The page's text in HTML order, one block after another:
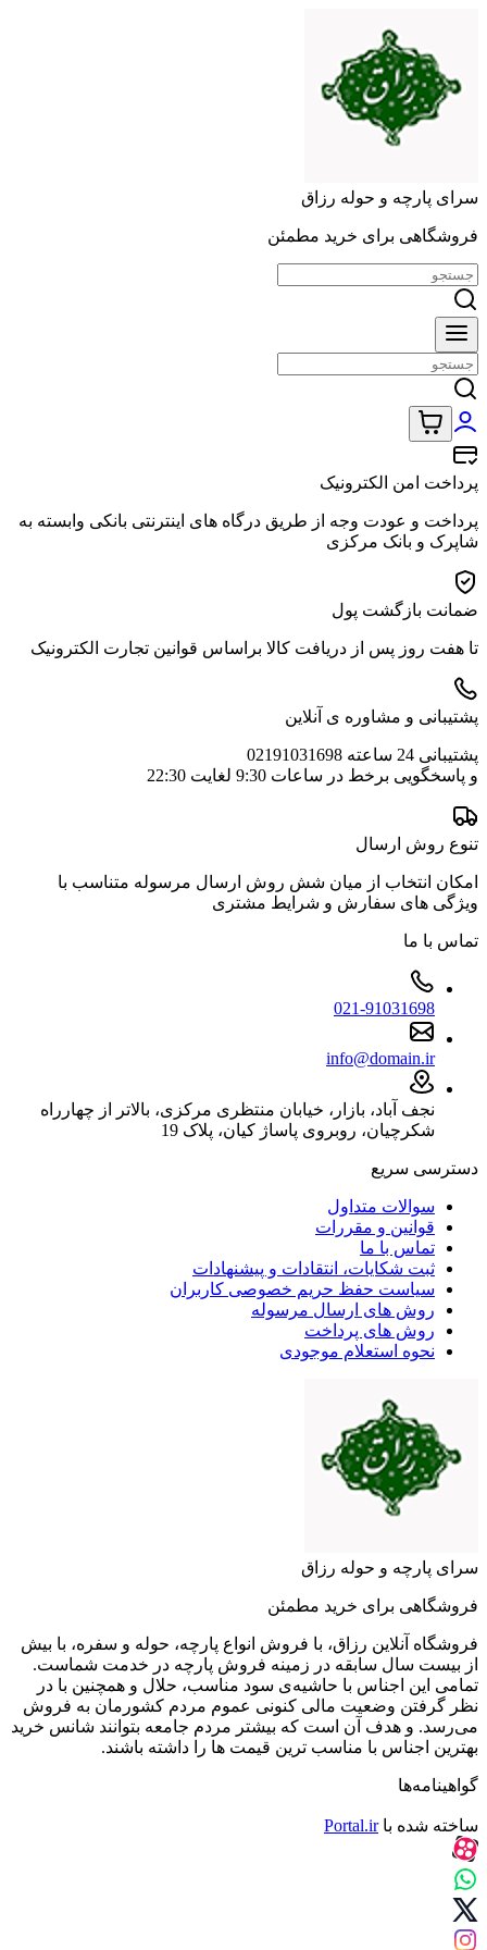
سرای پارچه و حوله رزاق
فروشگاهی برای خرید مطمئن
پرداخت امن الکترونیک
پرداخت و عودت وجه از طریق درگاه های اینترنتی بانکی وابسته به
شاپرک و بانک مرکزی
ضمانت بازگشت پول
تا هفت روز پس از دریافت کالا براساس قوانین تجارت الکترونیک
پشتیبانی و مشاوره ی آنلاین
پشتیبانی 24 ساعته 02191031698
و پاسخگویی برخط در ساعات 9:30 لغایت 22:30
تنوع روش ارسال
امکان انتخاب از میان شش روش ارسال مرسوله متناسب با
ویژگی های سفارش و شرایط مشتری
تماس با ما
021-91031698
info@domain.ir
نجف آباد، بازار، خیابان منتظری مرکزی، بالاتر از چهارراه
شکرچیان، روبروی پاساژ کیان، پلاک 19
دسترسی سریع
سوالات متداول
قوانین و مقررات
تماس با ما
ثبت شکایات، انتقادات و پیشنهادات
سیاست حفظ حریم خصوصی کاربران
روش های ارسال مرسوله
روش های پرداخت
نحوه استعلام موجودی
سرای پارچه و حوله رزاق
فروشگاهی برای خرید مطمئن
فروشگاه آنلاین رزاق، با فروش انواع پارچه، حوله و سفره، با بیش
از بیست سال سابقه در زمینه فروش پارچه در خدمت شماست.
تمامی این اجناس با حاشیه‌ی سود مناسب، حلال و همچنین با در
نظر گرفتن وضعیت مالی کنونی عموم مردم کشورمان به فروش
می‌رسد. و هدف آن است که بیشتر مردم جامعه بتوانند شانس خرید
بهترین اجناس با مناسب ترین قیمت ها را داشته باشند.
گواهینامه‌ها
ساخته شده باPortal.ir